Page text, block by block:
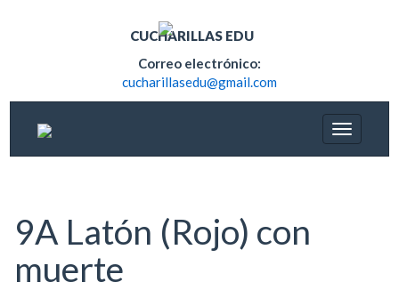
CUCHARILLAS EDU
Correo electrónico:
cucharillasedu@gmail.com
9A Latón (Rojo) con
muerte